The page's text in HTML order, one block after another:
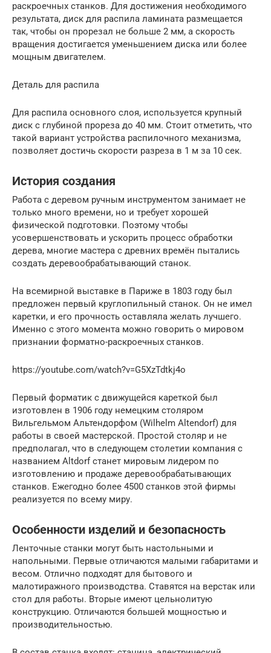
раскроечных станков. Для достижения необходимого
результата, диск для распила ламината размещается
так, чтобы он прорезал не больше 2 мм, а скорость
вращения достигается уменьшением диска или более
мощным двигателем.
Деталь для распила
Для распила основного слоя, используется крупный
диск с глубиной прореза до 40 мм. Стоит отметить, что
такой вариант устройства распилочного механизма,
позволяет достичь скорости разреза в 1 м за 10 сек.
История создания
Работа с деревом ручным инструментом занимает не
только много времени, но и требует хорошей
физической подготовки. Поэтому чтобы
усовершенствовать и ускорить процесс обработки
дерева, многие мастера с древних времён пытались
создать деревообрабатывающий станок.
На всемирной выставке в Париже в 1803 году был
предложен первый круглопильный станок. Он не имел
каретки, и его прочность оставляла желать лучшего.
Именно с этого момента можно говорить о мировом
признании форматно-раскроечных станков.
https://youtube.com/watch?v=G5XzTdtkj4o
Первый форматик с движущейся кареткой был
изготовлен в 1906 году немецким столяром
Вильгельмом Альтендорфом (Wilhelm Altendorf) для
работы в своей мастерской. Простой столяр и не
предполагал, что в следующем столетии компания с
названием Altdorf станет мировым лидером по
изготовлению и продаже деревообрабатывающих
станков. Ежегодно более 4500 станков этой фирмы
реализуется по всему миру.
Особенности изделий и безопасность
Ленточные станки могут быть настольными и
напольными. Первые отличаются малыми габаритами и
весом. Отлично подходят для бытового и
малотиражного производства. Ставятся на верстак или
стол для работы. Вторые имеют цельнолитую
конструкцию. Отличаются большей мощностью и
производительностью.